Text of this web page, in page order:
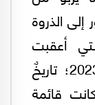
الذروة
أعقبت
السابع من تشرين الأول/أكتوبر 2023؛ تاريخٌ
قائمة